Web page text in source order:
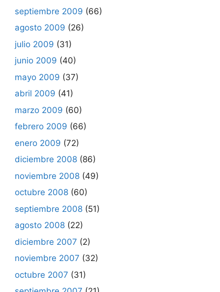
septiembre 2009 (66)
agosto 2009 (26)
julio 2009 (31)
junio 2009 (40)
mayo 2009 (37)
abril 2009 (41)
marzo 2009 (60)
febrero 2009 (66)
enero 2009 (72)
diciembre 2008 (86)
noviembre 2008 (49)
octubre 2008 (60)
septiembre 2008 (51)
agosto 2008 (22)
diciembre 2007 (2)
noviembre 2007 (32)
octubre 2007 (31)